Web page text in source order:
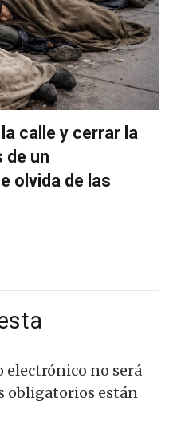
calle y cerrar la
de un
olvida de las
electrónico no será
obligatorios están